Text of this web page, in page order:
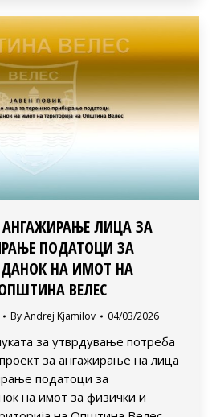
АНГАЖИРАЊЕ ЛИЦА ЗА
ПОДАТОЦИ ЗА
НА ИМОТ НА
ВЕЛЕС
ByAndrej Kjamilov 04/03/2026
за утврдување потреба
за ангажирање на лица
податоци за
на имот за физички и